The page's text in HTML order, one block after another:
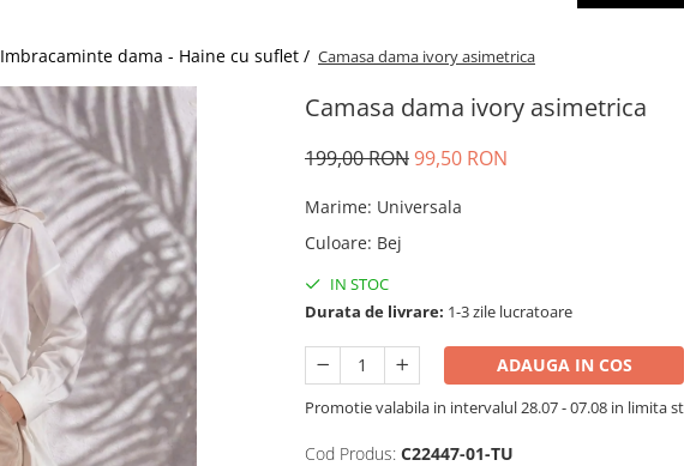
Imbracaminte dama - Haine cu suflet / Camasa dama ivory asimetrica
Camasa dama ivory asimetrica
199,00 RON99,50 RON
Marime: Universala
Culoare: Bej
IN STOC
Durata de livrare: 1-3 zile lucratoare
ADAUGA IN COS
Promotie valabila in intervalul 28.07 - 07.08 in limita
Cod Produs: C22447-01-TU